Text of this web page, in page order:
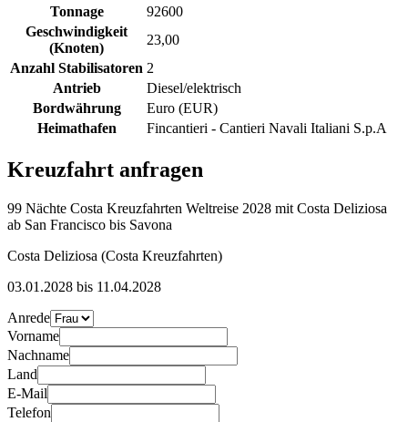
Tonnage
92600
Geschwindigkeit
(Knoten)
23,00
Anzahl Stabilisatoren 2
Antrieb
Diesel/elektrisch
Bordwährung
Euro (EUR)
Heimathafen
Fincantieri - Cantieri Navali Italiani S.p.A
Kreuzfahrt anfragen
99 Nächte Costa Kreuzfahrten Weltreise 2028 mit Costa Deliziosa
ab San Francisco bis Savona
Costa Deliziosa (Costa Kreuzfahrten)
03.01.2028 bis 11.04.2028
Anrede
Vorname
Nachname
Land
E-Mail
Telefon